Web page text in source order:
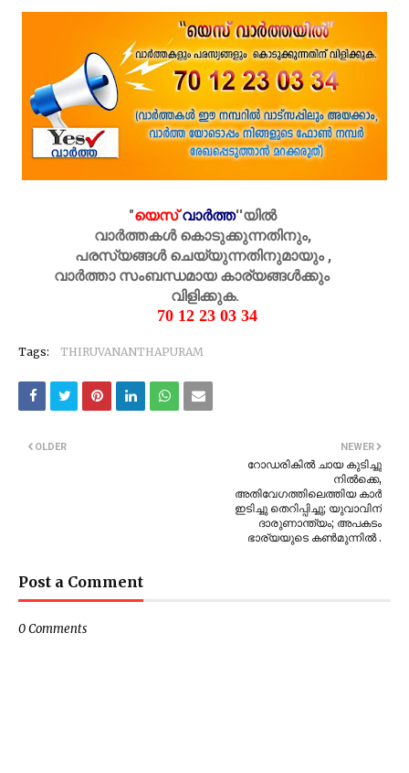
"യെസ് വാർത്ത''യിൽ
വാർത്തകൾ കൊടുക്കുന്നതിനും,
പരസ്യങ്ങൾ ചെയ്യുന്നതിനുമായും ,
വാർത്താ സംബന്ധമായ കാര്യങ്ങൾക്കും
വിളിക്കുക.
70 12 23 03 34
Tags: THIRUVANANTHAPURAM
NEWER
റോഡരികിൽ ചായ കുടിച്ചു
നിൽക്കെ,
അതിവേഗത്തിലെത്തിയ കാർ
ഇടിച്ചു തെറിപ്പിച്ചു; യുവാവിന്
ദാരുണാന്ത്യം; അപകടം
ഭാര്യയുടെ കൺമുന്നിൽ .
OLDER
Post a Comment
0 Comments